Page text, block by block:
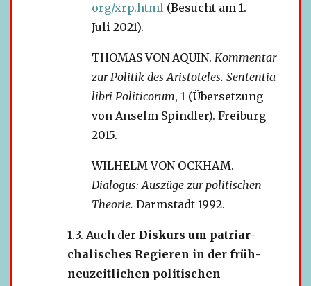
org/xrp.html(Besucht am 1.
Juli 2021).
THOMAS VON AQUIN. Kommentar
zur Politik des Aristoteles. Sententia
libri Politicorum, 1 (Übersetzung
von Anselm Spindler). Freiburg
2015.
WILHELM VON OCKHAM.
Dialogus: Auszüge zur poli­ti­schen
Theorie. Darmstadt 1992.
Auch der Diskurs um patri­ar­
cha­li­sches Regieren in der früh­
neu­zeit­li­chen poli­ti­schen